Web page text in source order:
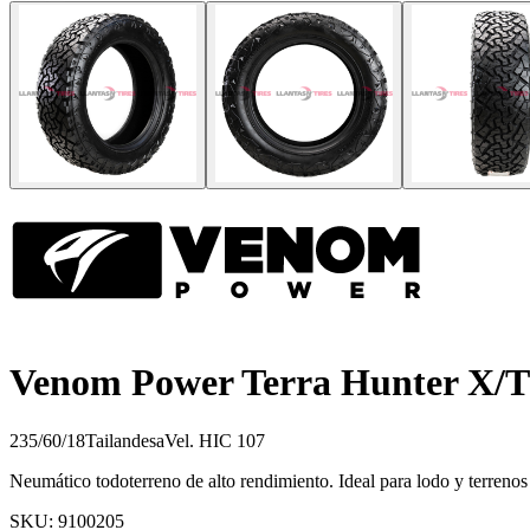
Venom Power Terra Hunter X/T
235/60/18TailandesaVel. HIC 107
Neumático todoterreno de alto rendimiento. Ideal para lodo y
SKU: 9100205